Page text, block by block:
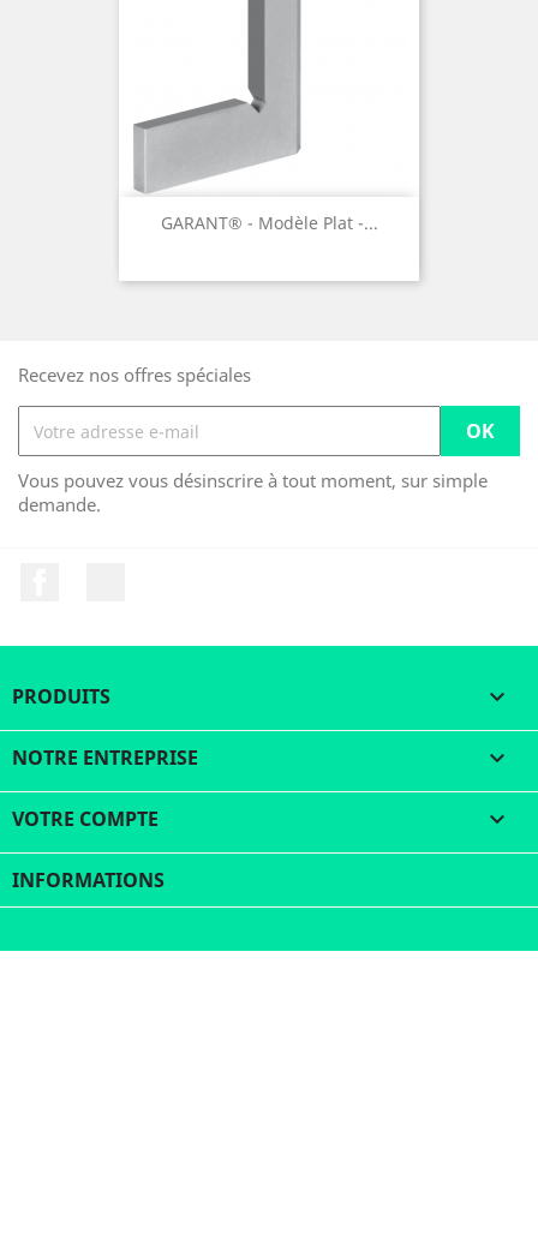
GARANT® - Modèle Plat -...
Recevez nos offres spéciales
Vous pouvez vous désinscrire à tout moment, sur simple
demande.
PRODUITS 
NOTRE ENTREPRISE 
VOTRE COMPTE 
INFORMATIONS